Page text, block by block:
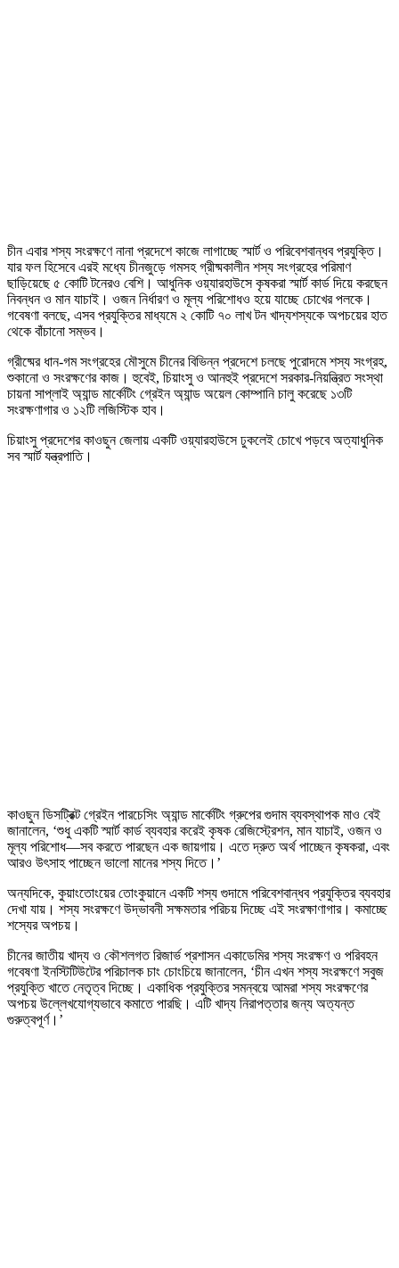
চীন এবার শস্য সংরক্ষণে নানা প্রদেশে কাজে লাগাচ্ছে স্মার্ট ও পরিবেশবান্ধব প্রযুক্তি।
যার ফল হিসেবে এরই মধ্যে চীনজুড়ে গমসহ গ্রীষ্মকালীন শস্য সংগ্রহের পরিমাণ
ছাড়িয়েছে ৫ কোটি টনেরও বেশি। আধুনিক ওয়্যারহাউসে কৃষকরা স্মার্ট কার্ড দিয়ে করছেন
নিবন্ধন ও মান যাচাই। ওজন নির্ধারণ ও মূল্য পরিশোধও হয়ে যাচ্ছে চোখের পলকে।
গবেষণা বলছে, এসব প্রযুক্তির মাধ্যমে ২ কোটি ৭০ লাখ টন খাদ্যশস্যকে অপচয়ের হাত
থেকে বাঁচানো সম্ভব।
গ্রীষ্মের ধান-গম সংগ্রহের মৌসুমে চীনের বিভিন্ন প্রদেশে চলছে পুরোদমে শস্য সংগ্রহ,
শুকানো ও সংরক্ষণের কাজ। হুবেই, চিয়াংসু ও আনহুই প্রদেশে সরকার-নিয়ন্ত্রিত সংস্থা
চায়না সাপ্লাই অ্যান্ড মার্কেটিং গ্রেইন অ্যান্ড অয়েল কোম্পানি চালু করেছে ১৩টি
সংরক্ষণাগার ও ১২টি লজিস্টিক হাব।
চিয়াংসু প্রদেশের কাওছুন জেলায় একটি ওয়্যারহাউসে ঢুকলেই চোখে পড়বে অত্যাধুনিক
সব স্মার্ট যন্ত্রপাতি।
কাওছুন ডিসট্রিক্ট গ্রেইন পারচেসিং অ্যান্ড মার্কেটিং গ্রুপের গুদাম ব্যবস্থাপক মাও বেই
জানালেন, ‘শুধু একটি স্মার্ট কার্ড ব্যবহার করেই কৃষক রেজিস্ট্রেশন, মান যাচাই, ওজন ও
মূল্য পরিশোধ—সব করতে পারছেন এক জায়গায়। এতে দ্রুত অর্থ পাচ্ছেন কৃষকরা, এবং
আরও উৎসাহ পাচ্ছেন ভালো মানের শস্য দিতে।’
অন্যদিকে, কুয়াংতোংয়ের তোংকুয়ানে একটি শস্য গুদামে পরিবেশবান্ধব প্রযুক্তির ব্যবহার
দেখা যায়। শস্য সংরক্ষণে উদ্ভাবনী সক্ষমতার পরিচয় দিচ্ছে এই সংরক্ষাণাগার। কমাচ্ছে
শস্যের অপচয়।
চীনের জাতীয় খাদ্য ও কৌশলগত রিজার্ভ প্রশাসন একাডেমির শস্য সংরক্ষণ ও পরিবহন
গবেষণা ইনস্টিটিউটের পরিচালক চাং চোংচিয়ে জানালেন, ‘চীন এখন শস্য সংরক্ষণে সবুজ
প্রযুক্তি খাতে নেতৃত্ব দিচ্ছে। একাধিক প্রযুক্তির সমন্বয়ে আমরা শস্য সংরক্ষণের
অপচয় উল্লেখযোগ্যভাবে কমাতে পারছি। এটি খাদ্য নিরাপত্তার জন্য অত্যন্ত
গুরুত্বপূর্ণ।’